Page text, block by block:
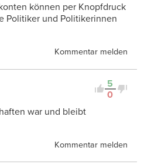
können per Knopfdruck
Politiker und Politikerinnen
Kommentar melden
5
0
war und bleibt
Kommentar melden